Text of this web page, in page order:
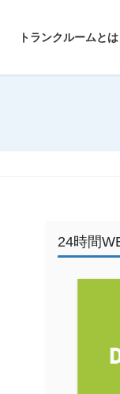
トランクルームとは
24時間